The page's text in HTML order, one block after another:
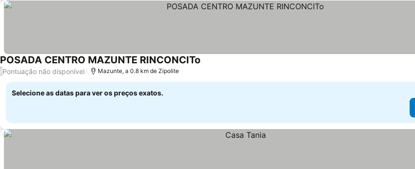
POSADA CENTRO MAZUNTE RINCONCITo
/Pontuação não disponível Mazunte, a 0.8 km de Zipolite
Selecione as datas para ver os preços exatos.